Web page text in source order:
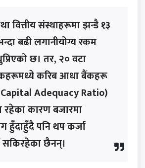
वित्तीय संस्थाहरूमा झन्डै १३
बढी लगानीयोग्य रकम
छ। तर, २० वटा
करिब आधा बैंकहरू
Adequacy Ratio)
रहेका कारण बजारमा
हुँदाहुँदै पनि थप कर्जा
सकिरहेका छैनन्।